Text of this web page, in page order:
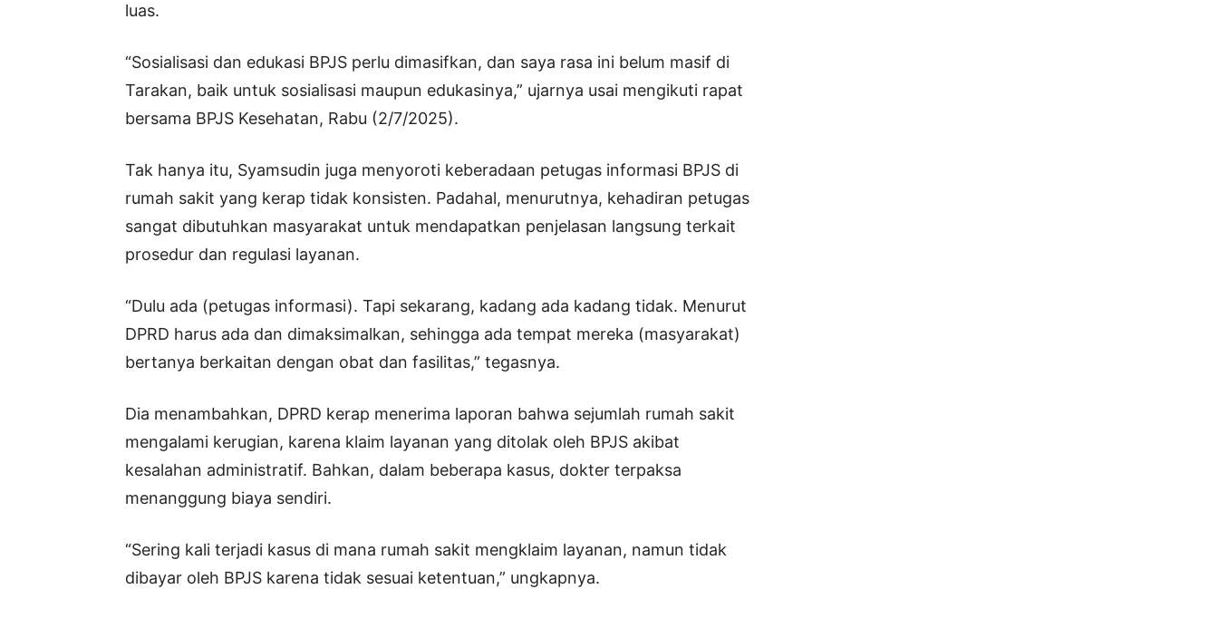
luas.
“Sosialisasi dan edukasi BPJS perlu dimasifkan, dan saya rasa ini belum masif di
Tarakan, baik untuk sosialisasi maupun edukasinya,” ujarnya usai mengikuti rapat
bersama BPJS Kesehatan, Rabu (2/7/2025).
Tak hanya itu, Syamsudin juga menyoroti keberadaan petugas informasi BPJS di
rumah sakit yang kerap tidak konsisten. Padahal, menurutnya, kehadiran petugas
sangat dibutuhkan masyarakat untuk mendapatkan penjelasan langsung terkait
prosedur dan regulasi layanan.
“Dulu ada (petugas informasi). Tapi sekarang, kadang ada kadang tidak. Menurut
DPRD harus ada dan dimaksimalkan, sehingga ada tempat mereka (masyarakat)
bertanya berkaitan dengan obat dan fasilitas,” tegasnya.
Dia menambahkan, DPRD kerap menerima laporan bahwa sejumlah rumah sakit
mengalami kerugian, karena klaim layanan yang ditolak oleh BPJS akibat
kesalahan administratif. Bahkan, dalam beberapa kasus, dokter terpaksa
menanggung biaya sendiri.
“Sering kali terjadi kasus di mana rumah sakit mengklaim layanan, namun tidak
dibayar oleh BPJS karena tidak sesuai ketentuan,” ungkapnya.